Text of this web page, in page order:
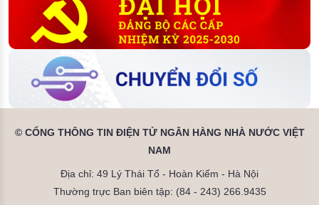
© CỔNG THÔNG TIN ĐIỆN TỬ NGÂN HÀNG NHÀ NƯỚC VIỆT
NAM
Địa chỉ: 49 Lý Thái Tổ - Hoàn Kiếm - Hà Nội
Thường trực Ban biên tập: (84 - 243) 266.9435